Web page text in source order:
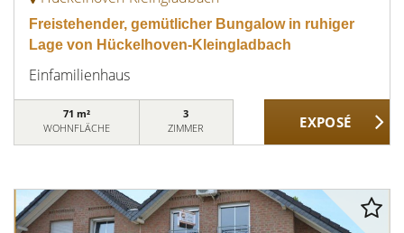
Freistehender, gemütlicher Bungalow in ruhiger
Lage von Hückelhoven-Kleingladbach
Einfamilienhaus
71 m²
WOHNFLÄCHE
3
ZIMMER